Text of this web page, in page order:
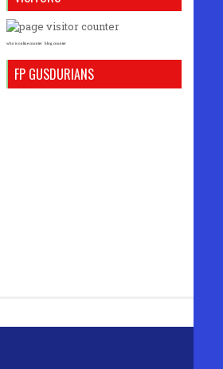
who is online counter blog counter
FP GUSDURIANS